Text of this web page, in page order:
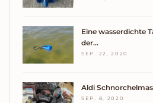
Eine wasserdichte
der…
SEP. 22, 2020
Aldi
SEP. 8, 2020